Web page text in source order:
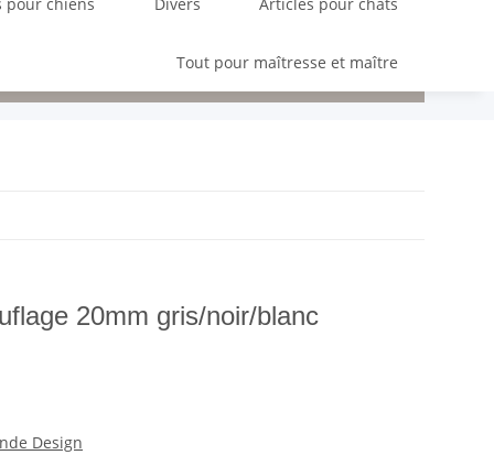
Tout pour maîtresse et maître
20mm gris/noir/blanc
Design